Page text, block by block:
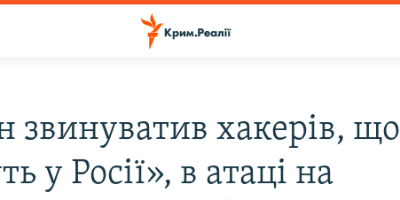
звинуватив хакерів, що
у Росії», в атаці на